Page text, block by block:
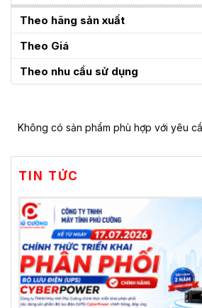
Theo hãng sản xuất
Theo Giá
Theo nhu cầu sử dụng
Không có sản phẩm phù hợp với yêu
TIN TỨC